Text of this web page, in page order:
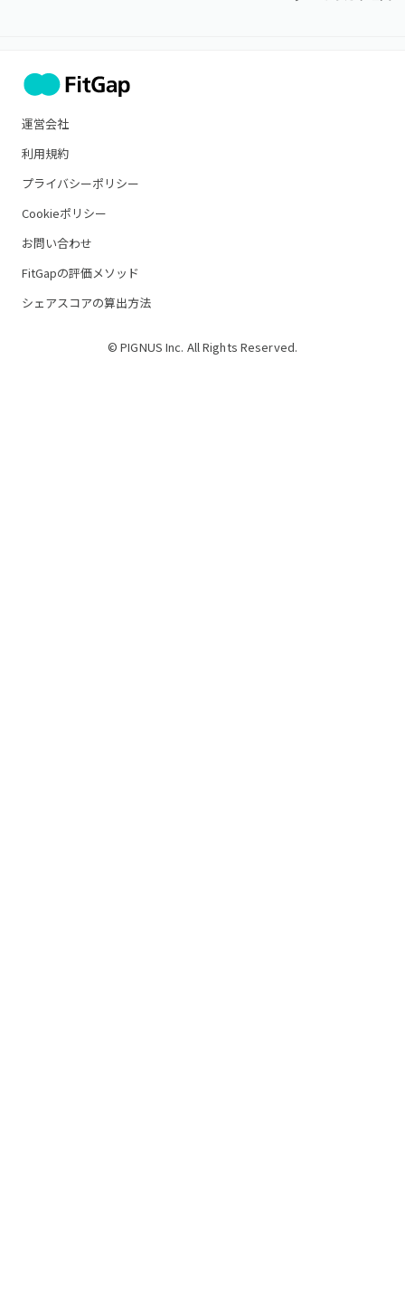
運営会社
利用規約
プライバシーポリシー
Cookieポリシー
お問い合わせ
FitGapの評価メソッド
シェアスコアの算出方法
© PIGNUS Inc. All Rights Reserved.